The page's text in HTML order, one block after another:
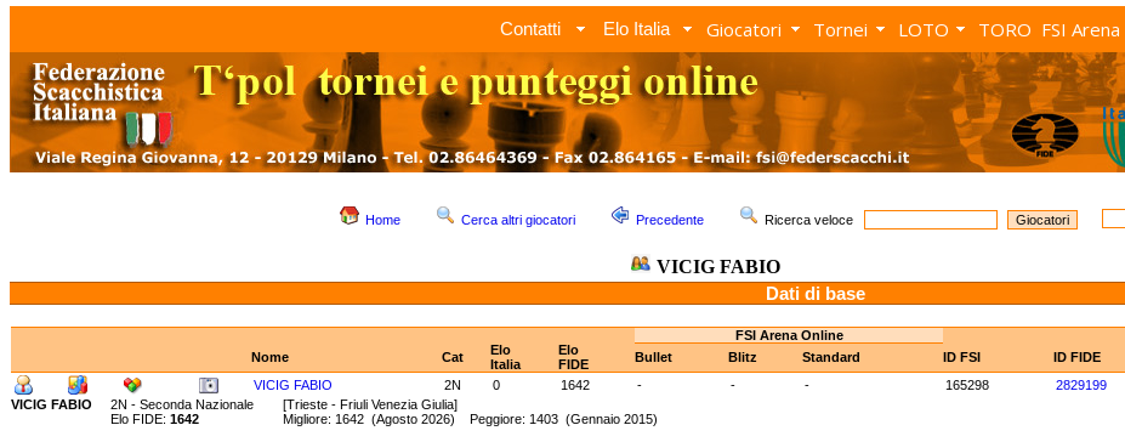
Contatti Elo Italia Giocatori Tornei LOTO TORO FSI Arena
Home Cerca altri giocatori Precedente Ricerca veloce
VICIG FABIO
Dati di base
FSI Arena Online
Nome
Cat
Elo
Italia
Elo
FIDE
Bullet Blitz Standard ID FSI ID FIDE
VICIG FABIO
2N 0 1642 - - - 165298 2829199
VICIG FABIO
2N - Seconda Nazionale [Trieste - Friuli Venezia Giulia]
Elo FIDE: 1642 Migliore: 1642 (Agosto 2026) Peggiore: 1403 (Gennaio 2015)